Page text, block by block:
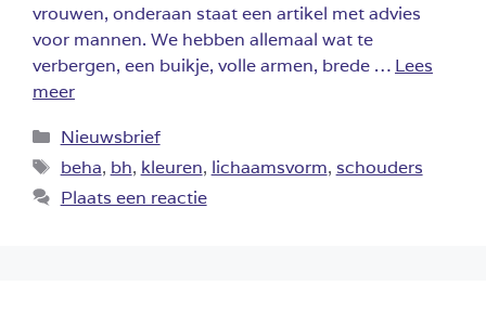
vrouwen, onderaan staat een artikel met advies
voor mannen. We hebben allemaal wat te
verbergen, een buikje, volle armen, brede … Lees
meer
Categorieën
Nieuwsbrief
Tags
beha, bh, kleuren, lichaamsvorm, schouders
Plaats een reactie